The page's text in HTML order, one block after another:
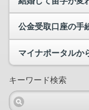
キーワード検索